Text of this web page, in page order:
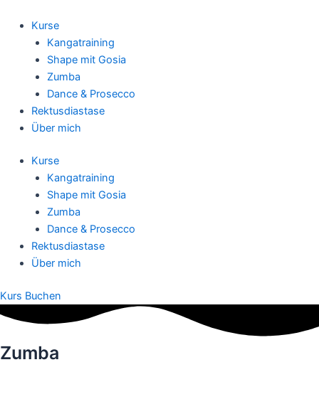
Inhalt
springen
Kurse
Kangatraining
Shape mit Gosia
Zumba
Dance & Prosecco
Rektusdiastase
Über mich
Kurse
Kangatraining
Shape mit Gosia
Zumba
Dance & Prosecco
Rektusdiastase
Über mich
Kurs Buchen
Zumba